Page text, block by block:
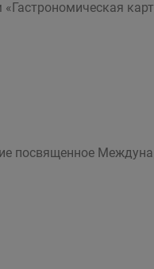
посвященное